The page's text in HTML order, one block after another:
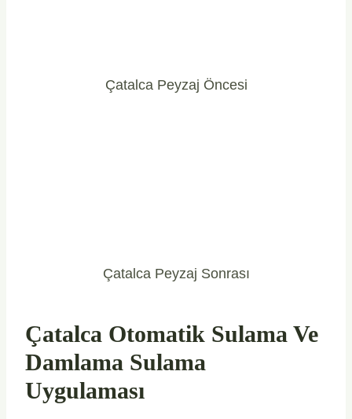
Çatalca Peyzaj Öncesi
Çatalca Peyzaj Sonrası
Çatalca Otomatik Sulama Ve
Damlama Sulama
Uygulaması